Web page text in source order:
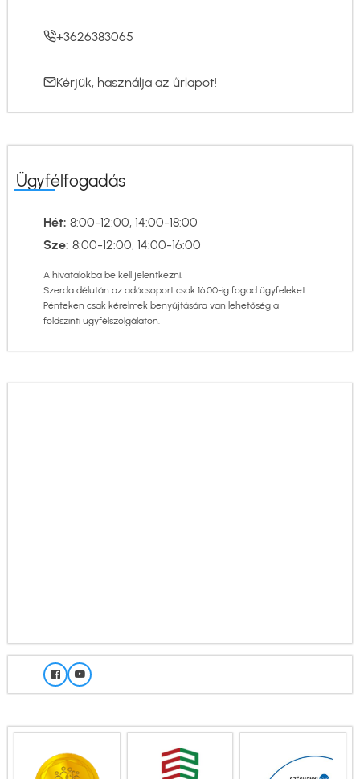
+3626383065
Kérjük, használja az űrlapot!
Ügyfélfogadás
Hét: 8:00-12:00, 14:00-18:00
Sze: 8:00-12:00, 14:00-16:00
A hivatalokba be kell jelentkezni.
Szerda délután az adócsoport csak 16:00-ig fogad ügyfeleket.
Pénteken csak kérelmek benyújtására van lehetőség a
földszinti ügyfélszolgálaton.